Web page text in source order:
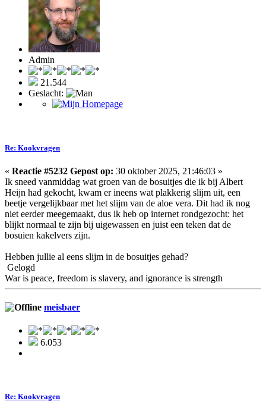
Admin
21.544
Geslacht:
Re: Kookvragen
« Reactie #5232 Gepost op: 30 oktober 2025, 21:46:03 »
Ik sneed vanmiddag wat groen van de bosuitjes die ik bij Albert
Heijn had gekocht, kwam er ineens wat plakkerig slijm uit, een
beetje vergelijkbaar met het slijm van de aloe vera. Dit had ik nog
niet eerder meegemaakt, dus ik heb op internet rondgezocht: het
blijkt normaal te zijn bij uigewassen en juist een teken dat de
bosuien kakelvers zijn.
Hebben jullie al eens slijm in de bosuitjes gehad?
Gelogd
War is peace, freedom is slavery, and ignorance is strength
meisbaer
6.053
Re: Kookvragen